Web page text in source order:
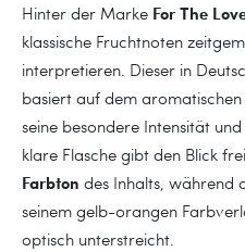
Hinter der Marke For The
klassische Fruchtnoten
interpretieren. Dieser in
basiert auf dem aromatischen
seine besondere Intensität
klare Flasche gibt den Blick
Farbton des Inhalts, während
seinem gelb-orangen
optisch unterstreicht.